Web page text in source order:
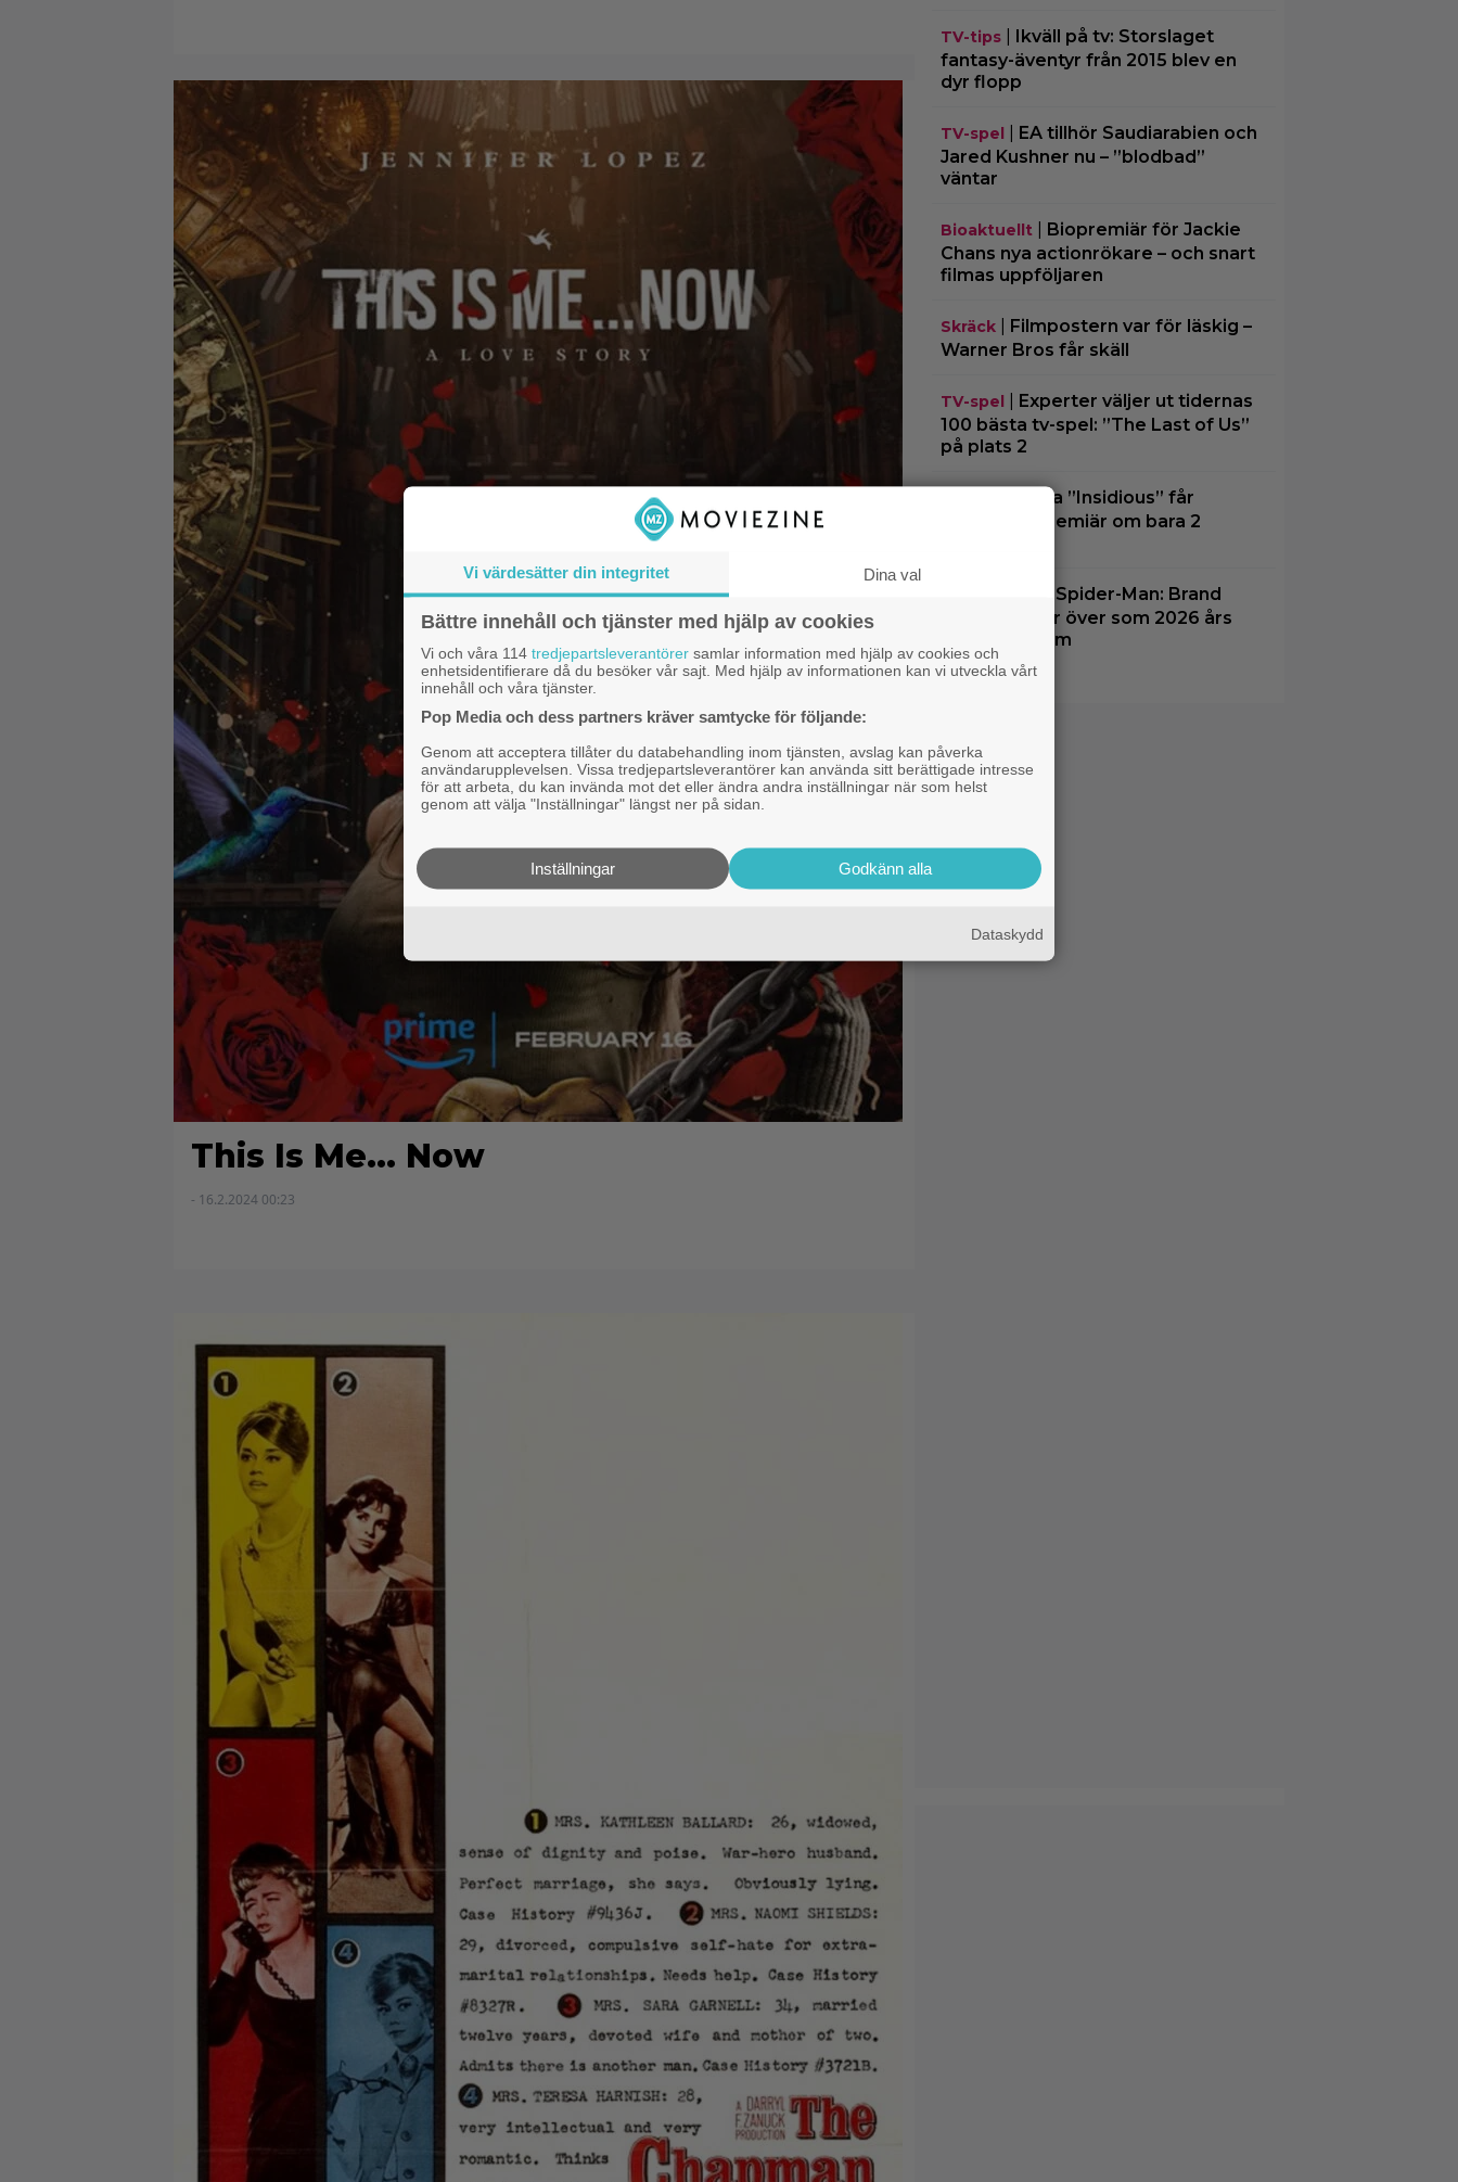
This Is Me… Now
- 16.2.2024 00:23
TV-tips| Ikväll på tv: Storslaget
fantasy-äventyr från 2015 blev en
dyr flopp
TV-spel
EA tillhör Saudiarabien och
Jared Kushner nu – ”blodbad”
väntar
Bioaktuellt| Biopremiär för Jackie
Chans nya actionrökare – och snart
filmas uppföljaren
Skräck| Filmpostern var för läskig –
Warner Bros får skäll
TV-spel
Experter väljer ut tidernas
100 bästa tv-spel: ”The Last of Us”
på plats 2
Nästa ”Insidious” får
svensk biopremiär om bara 2
”Spider-Man: Brand
New Day” tar över som 2026 års
största biofilm
Vi värdesätter din integritet Dina val
Bättre innehåll och tjänster med hjälp av cookies
Vi och våra 114 tredjepartsleverantörer samlar information med hjälp av cookies och
enhetsidentifierare då du besöker vår sajt. Med hjälp av informationen kan vi utveckla vårt
innehåll och våra tjänster.
Pop Media och dess partners kräver samtycke för följande:
Genom att acceptera tillåter du databehandling inom tjänsten, avslag kan påverka
användarupplevelsen. Vissa tredjepartsleverantörer kan använda sitt berättigade intresse
för att arbeta, du kan invända mot det eller ändra andra inställningar när som helst
genom att välja "Inställningar" längst ner på sidan.
Godkänn alla
Inställningar
Dataskydd